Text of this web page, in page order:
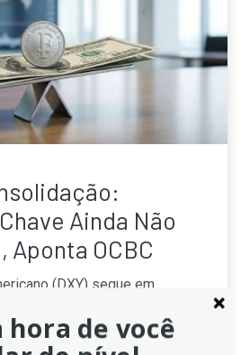
Ainda Não
Aponta OCBC
(DXY) segue em
Apesar do momentum
de sobrecompra sugerem
hora de você